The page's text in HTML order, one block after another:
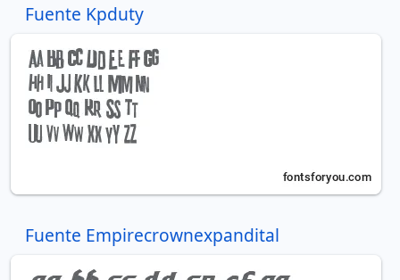
Fuente Kpduty
Fuente Empirecrownexpandital